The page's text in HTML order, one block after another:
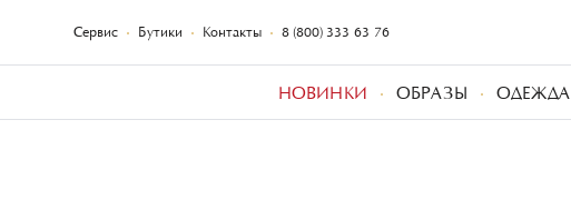
Сервис Бутики Контакты 8 (800) 333-63-76
НОВИНКИ ОБРАЗЫ ОДЕЖДА